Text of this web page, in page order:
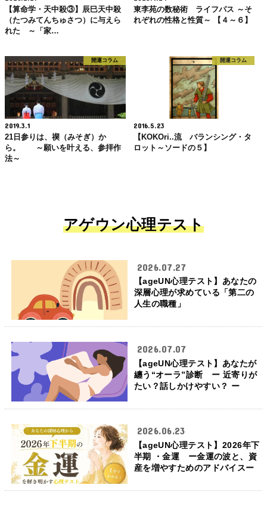
【算命学・天中殺③】辰巳天中殺
（たつみてんちゅさつ）に与えら
れた ～「家…
東李苑の数秘術 ライフパス ～そ
れぞれの性格と性質～ 【４～６】
開運コラム
2019.3.1
21日参りは、禊（みそぎ）か
ら。 ～願いを叶える、参拝作
法～
開運コラム
2016.5.23
【KOKOri..流 バランシング・タ
ロット～ソードの５】
アゲウン心理テスト
2026.07.27
【ageUN心理テスト】あなたの
深層心理が求めている「第二の
人生の職種」
2026.07.07
【ageUN心理テスト】あなたが
纏う“オーラ”診断 ー 近寄りが
たい？話しかけやすい？ ー
2026.06.23
【ageUN心理テスト】2026年下
半期 ・金運 ー金運の波と、資
産を増やすためのアドバイスー